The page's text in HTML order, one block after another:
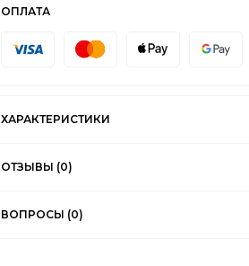
ОПЛАТА
ХАРАКТЕРИСТИКИ
ОТЗЫВЫ (0)
ВОПРОСЫ (0)